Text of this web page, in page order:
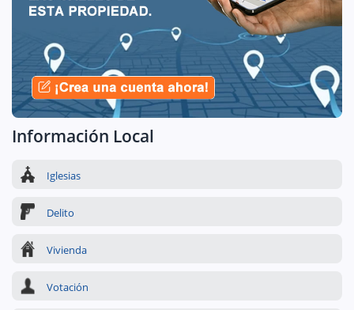
Información Local
Iglesias
Delito
Vivienda
Votación